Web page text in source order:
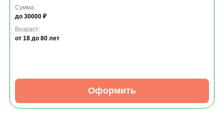
Сумма:
до 30000 ₽
Возраст:
от 18 до 80 лет
Оформить